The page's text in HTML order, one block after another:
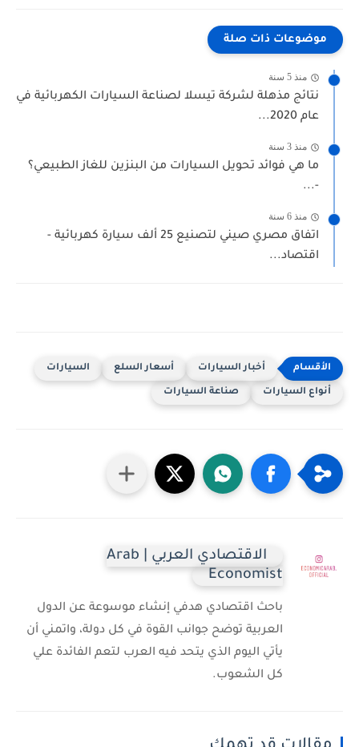
موضوعات ذات صلة
منذ 5 سنة
نتائج مذهلة لشركة تيسلا لصناعة السيارات الكهربائية في
عام 2020...
منذ 3 سنة
ما هي فوائد تحويل السيارات من البنزين للغاز الطبيعي؟
-...
منذ 6 سنة
اتفاق مصري صيني لتصنيع 25 ألف سيارة كهربائية -
اقتصاد...
أخبار السيارات أسعار السلع السيارات
أنواع السيارات صناعة السيارات
الاقتصادي العربي | Arab
Economist
باحث اقتصادي هدفي إنشاء موسوعة عن الدول
العربية توضح جوانب القوة في كل دولة، واتمني أن
يأتي اليوم الذي يتحد فيه العرب لتعم الفائدة علي
كل الشعوب.